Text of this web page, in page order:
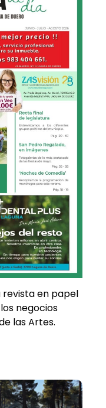
revista en papel
negocios
las Artes.